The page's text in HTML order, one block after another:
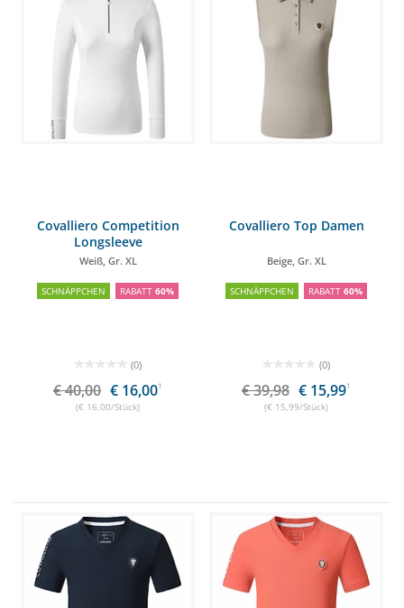
Covalliero Competition
Longsleeve
Weiß, Gr. XL
SCHNÄPPCHEN RABATT 60%
(0)
€ 40,00 € 16,001
(€ 16,00/Stück)
Covalliero Top Damen
Beige, Gr. XL
SCHNÄPPCHEN RABATT 60%
(0)
€ 39,98 € 15,991
(€ 15,99/Stück)